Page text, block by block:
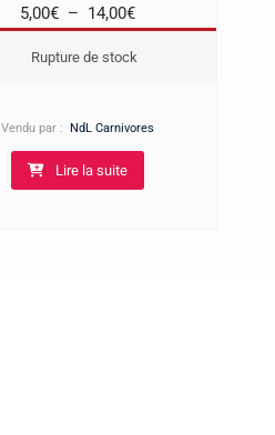
5,00€ – 14,00€Plage
à
14,00€
Rupture de stock
Vendu par : NdL Carnivores
Lire la suite